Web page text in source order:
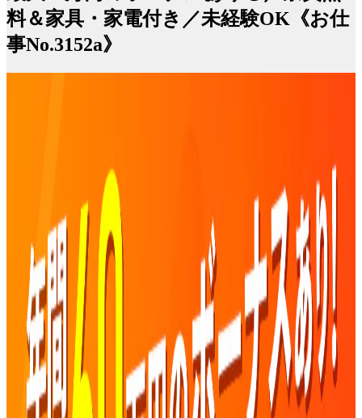
料＆家具・家電付き／未経験OK《お仕
事No.3152a》